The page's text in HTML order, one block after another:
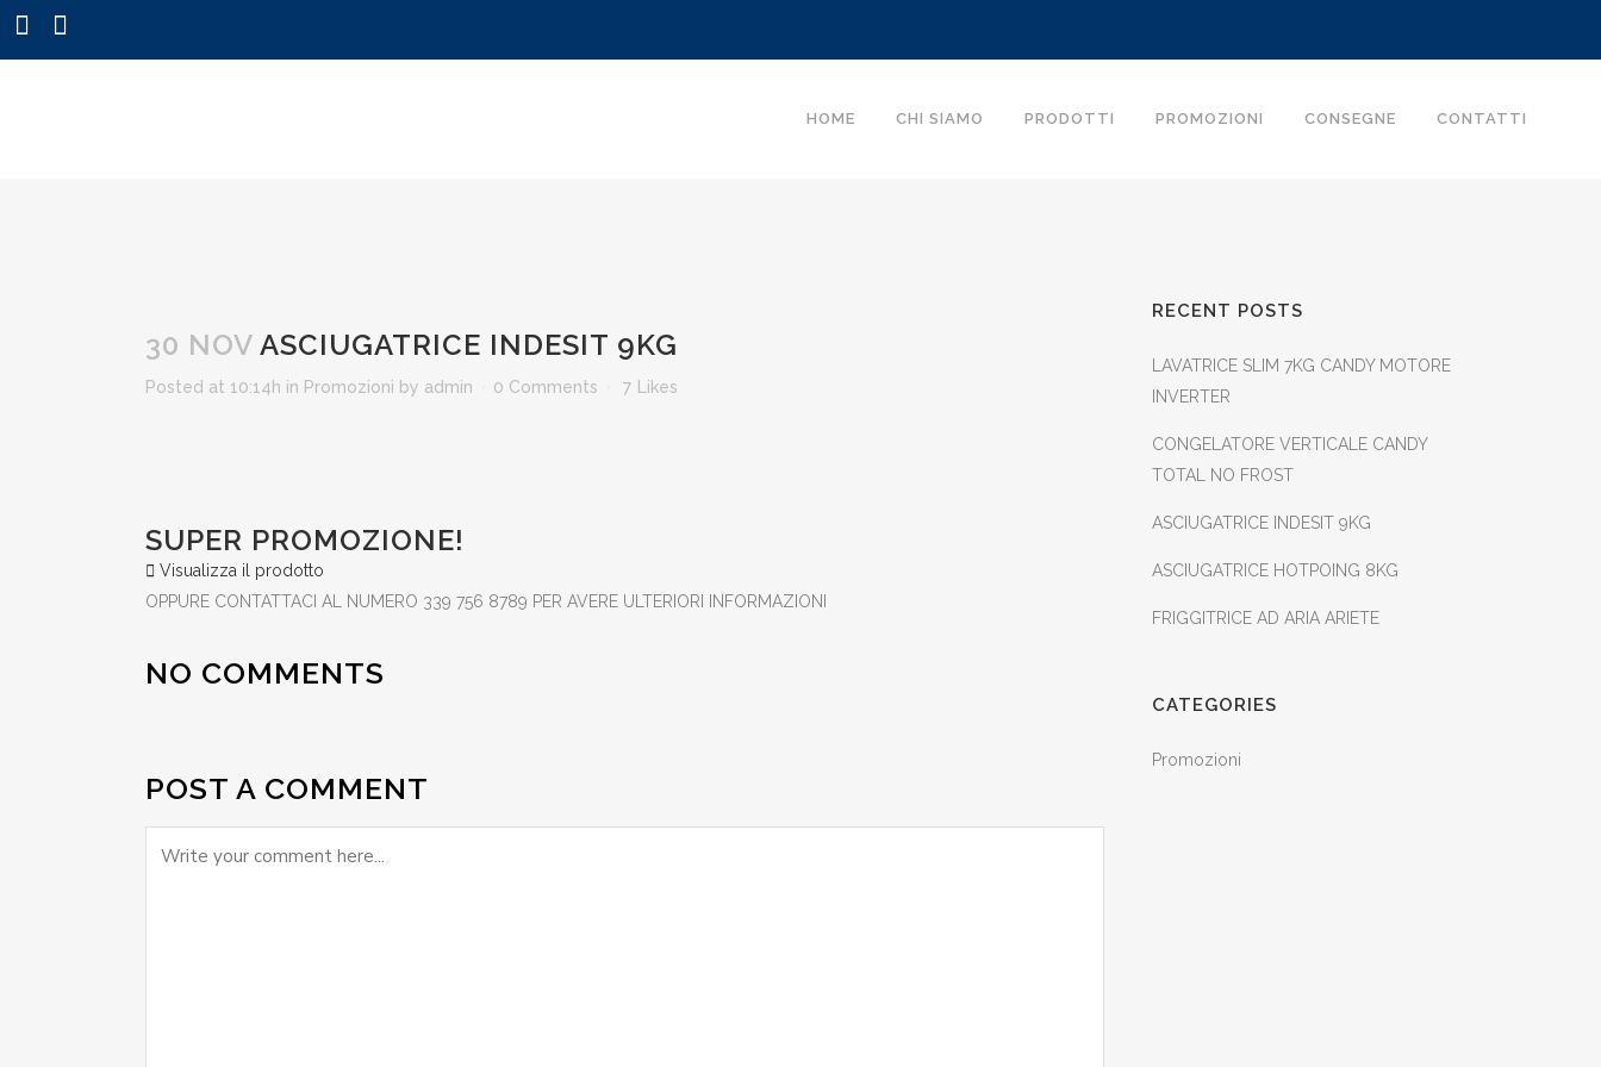
HOME CHI SIAMO PRODOTTI PROMOZIONI CONSEGNE CONTATTI
30 NOV ASCIUGATRICE INDESIT 9KG
Posted at 10:14h in Promozioni by admin 0 Comments 7 Likes
SUPER PROMOZIONE!
Visualizza il prodotto
OPPURE CONTATTACI AL NUMERO 339 756 8789 PER AVERE ULTERIORI INFORMAZIONI
NO COMMENTS
POST A COMMENT
RECENT POSTS
LAVATRICE SLIM 7KG CANDY MOTORE
INVERTER
CONGELATORE VERTICALE CANDY
TOTAL NO FROST
ASCIUGATRICE INDESIT 9KG
ASCIUGATRICE HOTPOING 8KG
FRIGGITRICE AD ARIA ARIETE
CATEGORIES
Promozioni